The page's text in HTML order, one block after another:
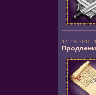
12.10.2015